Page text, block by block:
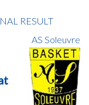
RESULT
AS Soleuvre